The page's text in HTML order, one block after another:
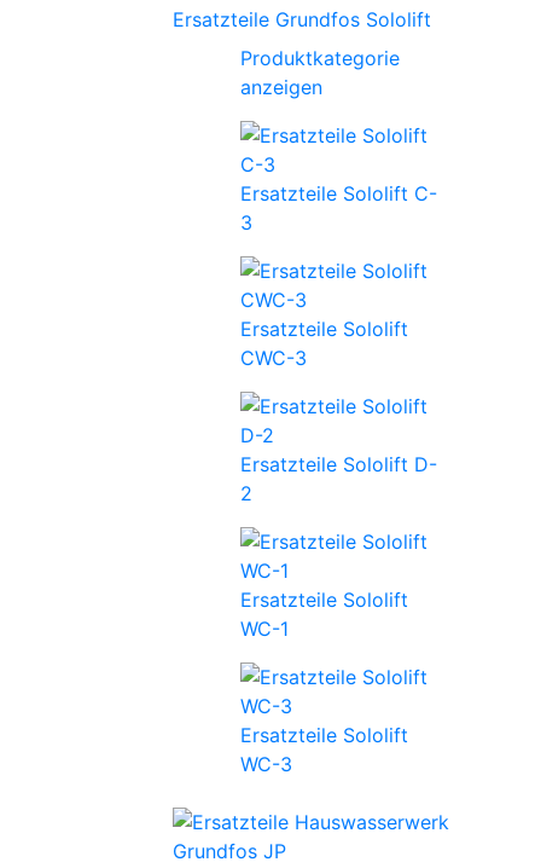
Ersatzteile Grundfos Sololift
Produktkategorie
anzeigen
Ersatzteile Sololift C-
3
Ersatzteile Sololift
CWC-3
Ersatzteile Sololift D-
2
Ersatzteile Sololift
WC-1
Ersatzteile Sololift
WC-3